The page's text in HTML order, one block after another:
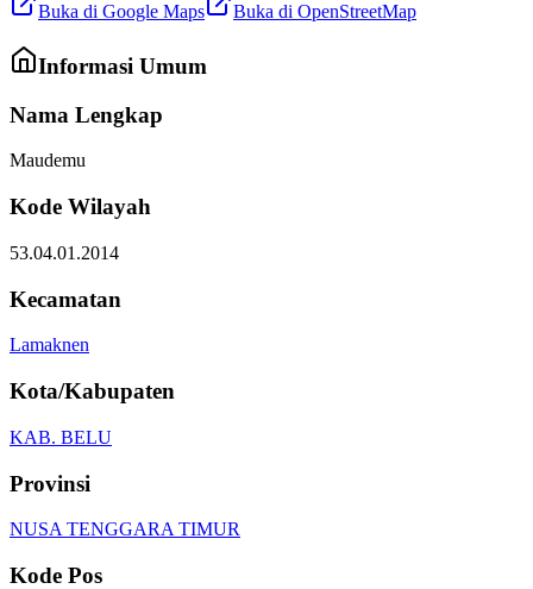
Buka di Google Maps
Buka di OpenStreetMap
Informasi Umum
Nama Lengkap
Maudemu
Kode Wilayah
53.04.01.2014
Kecamatan
Lamaknen
Kota/Kabupaten
KAB. BELU
Provinsi
NUSA TENGGARA TIMUR
Kode Pos